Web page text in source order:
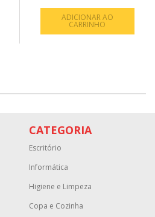
ADICIONAR AO
CARRINHO
CATEGORIA
Escritório
Informática
Higiene e Limpeza
Copa e Cozinha